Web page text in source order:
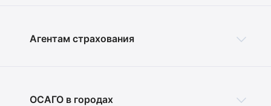
Агентам страхования
ОСАГО в городах